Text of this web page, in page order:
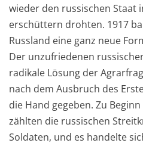
wieder den russischen Staat
erschüttern drohten. 1917
Russland eine ganz neue
Der unzufriedenen
radikale Lösung der
nach dem Ausbruch des
die Hand gegeben. Zu
zählten die russischen
Soldaten, und es handelte